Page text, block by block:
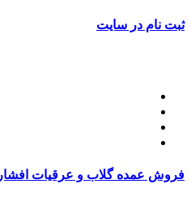
ثبت نام در سایت
فروش عمده گلاب و عرقیات افشار